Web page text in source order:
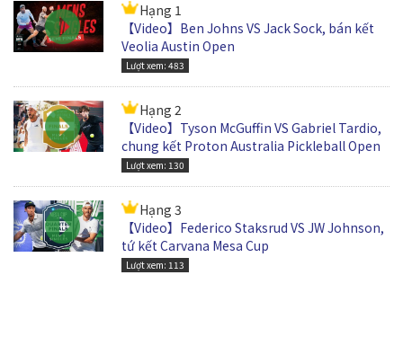
Hạng 1
【Video】Ben Johns VS Jack Sock, bán kết
Veolia Austin Open
Lượt xem: 483
Hạng 2
【Video】Tyson McGuffin VS Gabriel Tardio,
chung kết Proton Australia Pickleball Open
Lượt xem: 130
Hạng 3
【Video】Federico Staksrud VS JW Johnson,
tứ kết Carvana Mesa Cup
Lượt xem: 113